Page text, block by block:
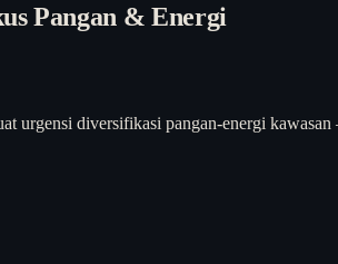
Pangan & Energi
urgensi diversifikasi pangan-energi